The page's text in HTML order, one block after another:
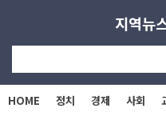
지역뉴
HOME 정치 경제 사회